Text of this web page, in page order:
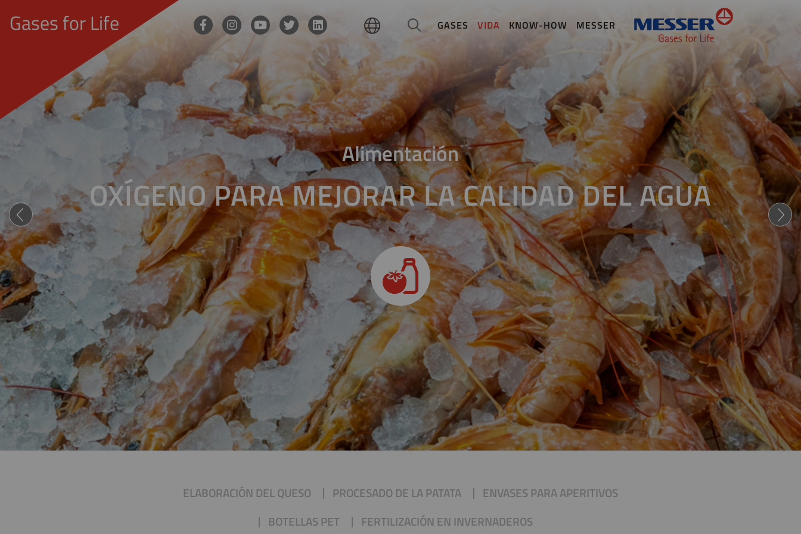
GASES VIDA KNOW-HOW MESSER
Gases for Life
Alimentación
OXÍGENO PARA MEJORAR LA CALIDAD DEL AGUA
Las gambas crecen mejor con oxígeno
ELABORACIÓN DEL QUESO PROCESADO DE LA PATATA
ENVASES PARA APERITIVOS
BOTELLAS PET
FERTILIZACIÓN EN INVERNADEROS